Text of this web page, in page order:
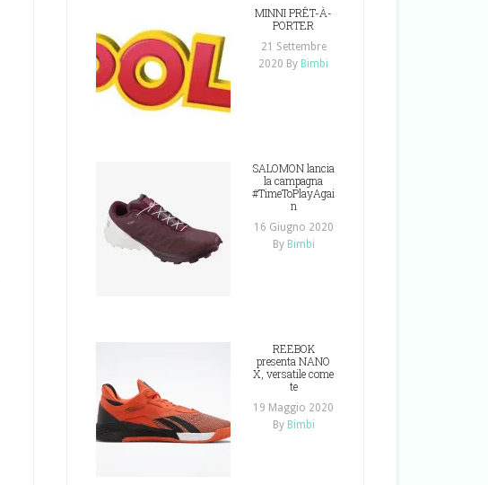
MINNI PRÊT-À-
PORTER
21 Settembre
2020 By Bimbi
SALOMON lancia
la campagna
#TimeToPlayAgai
n
16 Giugno 2020
By Bimbi
REEBOK
presenta NANO
X, versatile come
te
19 Maggio 2020
By Bimbi